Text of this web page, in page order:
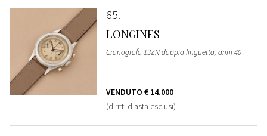
65
LONGINES
Cronografo 13ZN doppia linguetta, anni 40
VENDUTO € 14.000
(diritti d'asta esclusi)